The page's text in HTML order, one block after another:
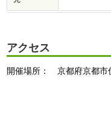
アクセス
開催場所： 京都府京都市